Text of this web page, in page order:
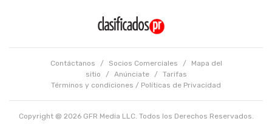
Contáctanos / Socios Comerciales /
Mapa del
sitio
/ Anúnciate /
Tarifas
Términos y condiciones / Políticas de Privacidad
Copyright @ 2026 GFR Media LLC. Todos los Derechos Reservados.